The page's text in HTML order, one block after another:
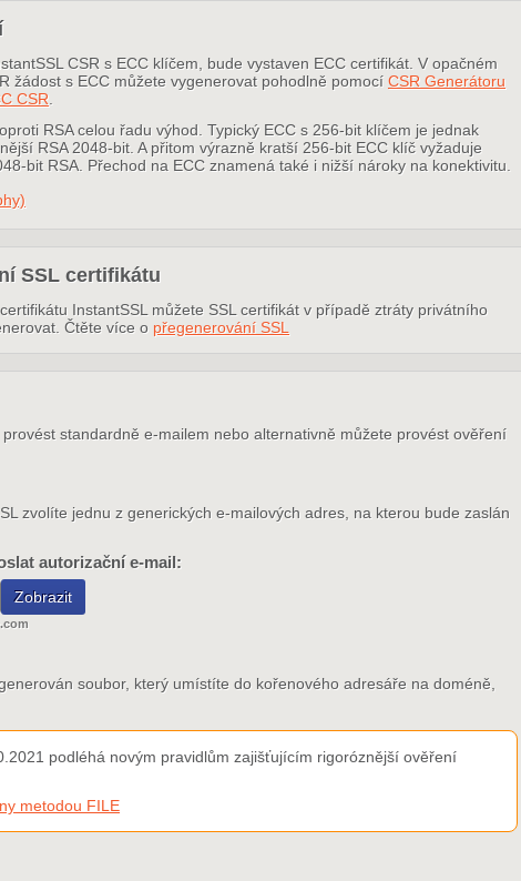
CSR s ECC klíčem, bude vystaven ECC certifikát. V opačném
žádost s ECC můžete vygenerovat pohodlně pomocí CSR Generátoru
CSR
RSA celou řadu výhod. Typický ECC s 256-bit klíčem je jednak
RSA 2048-bit. A přitom výrazně kratší 256-bit ECC klíč vyžaduje
bit RSA. Přechod na ECC znamená také i nižší nároky na konektivitu.
SSL certifikátu
InstantSSL můžete SSL certifikát v případě ztráty privátního
Čtěte více o přegenerování SSL
standardně e-mailem nebo alternativně můžete provést ověření
zvolíte jednu z generických e-mailových adres, na kterou bude zaslán
autorizační e-mail:
soubor, který umístíte do kořenového adresáře na doméně,
podléhá novým pravidlům zajišťujícím rigoróznější ověření
metodou FILE